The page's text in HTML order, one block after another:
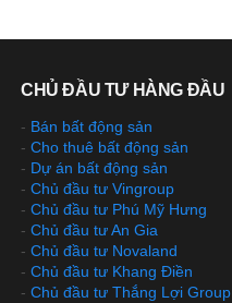
CHỦ ĐẦU TƯ HÀNG ĐẦU
- Bán bất động sản
- Cho thuê bất động sản
- Dự án bất động sản
- Chủ đầu tư Vingroup
- Chủ đầu tư Phú Mỹ Hưng
- Chủ đầu tư An Gia
- Chủ đầu tư Novaland
- Chủ đầu tư Khang Điền
- Chủ đầu tư Thắng Lợi Group